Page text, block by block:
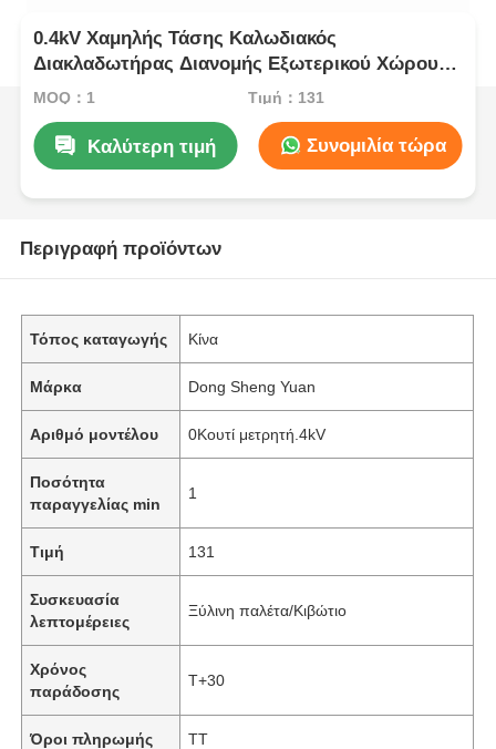
0.4kV Χαμηλής Τάσης Καλωδιακός
Διακλαδωτήρας Διανομής Εξωτερικού Χώρου
Σχεδιασμός Ανθεκτικός στις Καιρικές Συνθήκες
MOQ：1 Τιμή：131
Καλύτερη τιμή Συνομιλία τώρα
Περιγραφή προϊόντων
Τόπος καταγωγής Κίνα
Μάρκα Dong Sheng Yuan
Αριθμό μοντέλου 0Κουτί μετρητή.4kV
Ποσότητα
παραγγελίας min
1
Τιμή 131
Συσκευασία
λεπτομέρειες
Ξύλινη παλέτα/Κιβώτιο
Χρόνος
παράδοσης
Τ+30
Όροι πληρωμής TT